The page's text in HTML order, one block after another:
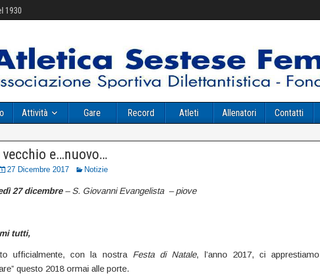
1930
Attività Gare Record Atleti Allenatori Contatti
e…nuovo…
27 Dicembre 2017 Notizie
27 dicembre– S. Giovanni Evangelista – piove
tutti,
ufficialmente, con la nostra Festa di Natale, l’anno 2017, ci
questo 2018 ormai alle porte.